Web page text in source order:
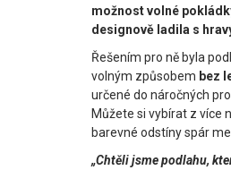
možnost volné
designově ladila s
Řešením pro ně byla
volným způsobem bez
určené do náročných
Můžete si vybírat z více
barevné odstíny spár
„Chtěli jsme podlahu,